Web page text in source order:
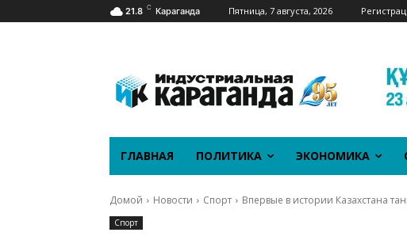
21.8 C Караганда Пятница, 7 августа, 2026
ГЛАВНАЯ ПОЛИТИКА ЭКОНОМИКА
Домой Новости Спорт Впервые в истории Казахстана
Спорт